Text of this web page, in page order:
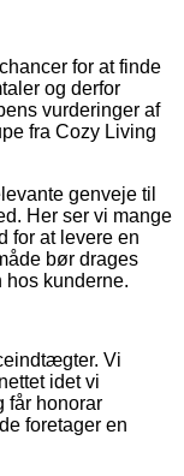
for at finde
og derfor
vurderinger af
fra Cozy Living
genveje til
Her ser vi mange
for at levere en
bør drages
hos kunderne.
Vi
idet vi
får honorar
foretager en